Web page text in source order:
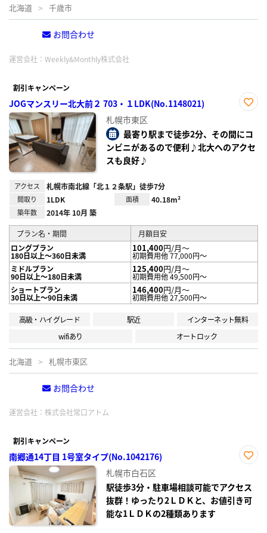
北海道 千歳市
お問合わせ
運営会社： Weekly&Monthly株式会社
割引キャンペーン
JOGマンスリー北大前２ 703・１LDK(No.1148021)
り登
録
札幌市東区
最寄り駅まで徒歩2分、その間にコ
ンビニがあるので便利♪北大へのアクセ
スも良好♪
アクセス 札幌市南北線「北１２条駅」徒歩7分
間取り 1LDK 面積 40.18m²
築年数 2014年 10月 築
プラン名・期間
月額目安
ロングプラン
180日以上～360日未満
101,400円/月～
初期費用他 77,000円～
ミドルプラン
90日以上～180日未満
125,400円/月～
初期費用他 49,500円～
ショートプラン
30日以上～90日未満
146,400円/月～
初期費用他 27,500円～
高級・ハイグレード 駅近
インターネット無料
wifiあり
オートロック
北海道 札幌市東区
お問合わせ
運営会社： 株式会社常口アトム
割引キャンペーン
南郷通14丁目 1号室タイプ(No.1042176)
り登
録
札幌市白石区
駅徒歩3分・駐車場相談可能でアクセス
抜群！ゆったり2ＬＤＫと、お値引き可
能な1ＬＤＫの2種類あります